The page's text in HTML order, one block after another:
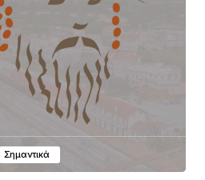
Σημαντικά